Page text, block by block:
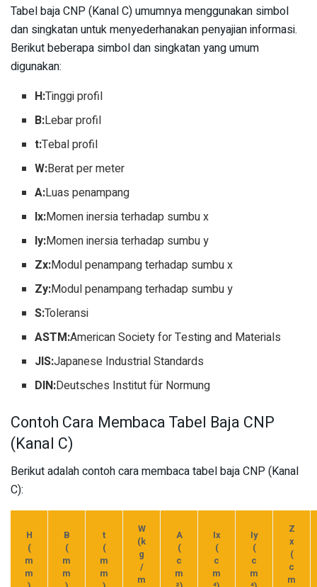
Tabel baja CNP (Kanal C) umumnya menggunakan simbol
dan singkatan untuk menyederhanakan penyajian informasi.
Berikut beberapa simbol dan singkatan yang umum
digunakan:
H:Tinggi profil
B:Lebar profil
t:Tebal profil
W:Berat per meter
A:Luas penampang
Ix:Momen inersia terhadap sumbu x
Iy:Momen inersia terhadap sumbu y
Zx:Modul penampang terhadap sumbu x
Zy:Modul penampang terhadap sumbu y
S:Toleransi
ASTM:American Society for Testing and Materials
JIS:Japanese Industrial Standards
DIN:Deutsches Institut für Normung
Contoh Cara Membaca Tabel Baja CNP
(Kanal C)
Berikut adalah contoh cara membaca tabel baja CNP (Kanal
C):
H
(
m
m
B
(
m
m
t
(
m
m
W
(k
g
/
m
A
(
c
m
Ix
(
c
m
Iy
(
c
m
Z
x
(
c
m